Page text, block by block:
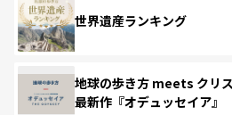
世界遺産ランキング
地球の歩き方 meets クリ
最新作『オデュッセイア』